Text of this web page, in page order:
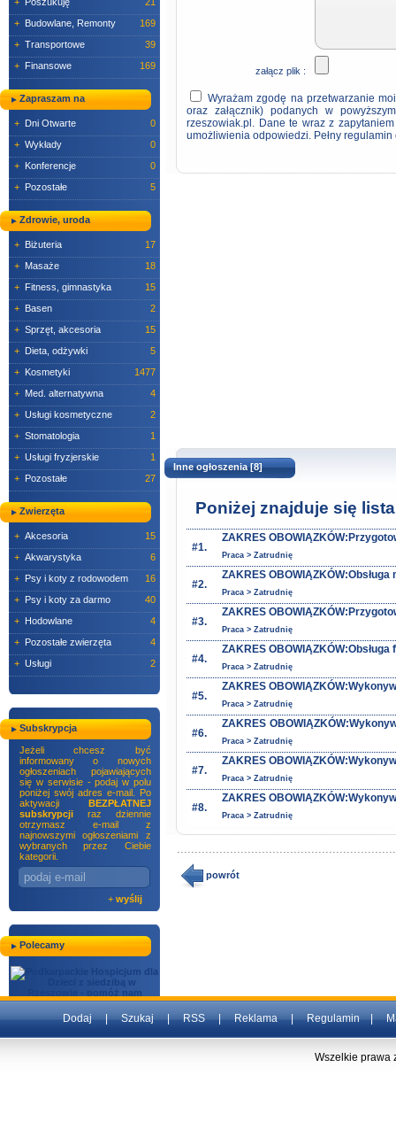
+ Budowlane, Remonty
169
+ Transportowe
39
+ Finansowe 169
Zapraszam na
+ Dni Otwarte
0
+ Wykłady
0
+ Konferencje
0
+ Pozostałe 5
Zdrowie, uroda
+ Biżuteria
17
+ Masaże
18
+ Fitness, gimnastyka
15
+ Basen
2
+ Sprzęt, akcesoria
15
+ Dieta, odżywki
5
+ Kosmetyki
1477
+ Med. alternatywna
4
+ Usługi kosmetyczne
2
+ Stomatologia
1
+ Usługi fryzjerskie
1
+ Pozostałe 27
Zwierzęta
+ Akcesoria
15
+ Akwarystyka
6
+ Psy i koty z rodowodem
16
+ Psy i koty za darmo
40
+ Hodowlane
4
+ Pozostałe zwierzęta
4
+ Usługi 2
Subskrypcja
Jeżeli chcesz być
informowany o nowych
ogłoszeniach pojawiających
się w serwisie - podaj w polu
poniżej swój adres e-mail. Po
aktywacji BEZPŁATNEJ
subskrypcji raz dziennie
otrzymasz e-mail z
najnowszymi ogłoszeniami z
wybranych przez Ciebie
kategorii.
+ wyślij
Polecamy
załącz plik :
Wyrażam zgodę na przetwarzanie
oraz załącznik) podanych w
rzeszowiak.pl. Dane te wraz z
umożliwienia odpowiedzi. Pełny
Inne ogłoszenia [8]
Poniżej znajduje się
#1.
ZAKRES
Praca > Zatrudnię
#2.
ZAKRES
Praca > Zatrudnię
#3.
ZAKRES
Praca > Zatrudnię
#4.
ZAKRES
Praca > Zatrudnię
#5.
ZAKRES
Praca > Zatrudnię
#6.
ZAKRES
...
Praca > Zatrudnię
#7.
ZAKRES
Praca > Zatrudnię
#8.
ZAKRES
Praca > Zatrudnię
powrót
Dodaj|Szukaj|RSS|Reklama|Regulamin|
Wszelkie prawa